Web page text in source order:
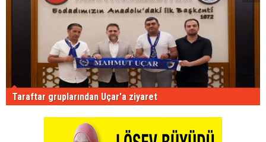
Taraftar gruplarından Uçar'a ziyaret